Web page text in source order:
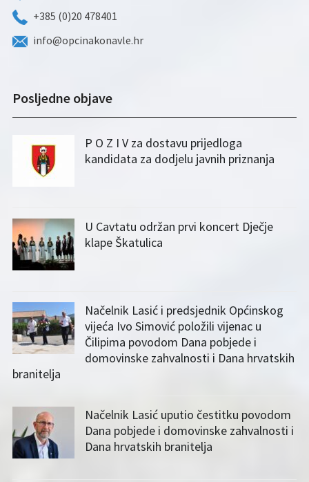
+385 (0)20 478401
info@opcinakonavle.hr
Posljedne objave
P O Z I V za dostavu prijedloga
kandidata za dodjelu javnih priznanja
U Cavtatu održan prvi koncert Dječje
klape Škatulica
Načelnik Lasić i predsjednik Općinskog
vijeća Ivo Simović položili vijenac u
Čilipima povodom Dana pobjede i
domovinske zahvalnosti i Dana hrvatskih
branitelja
Načelnik Lasić uputio čestitku povodom
Dana pobjede i domovinske zahvalnosti i
Dana hrvatskih branitelja